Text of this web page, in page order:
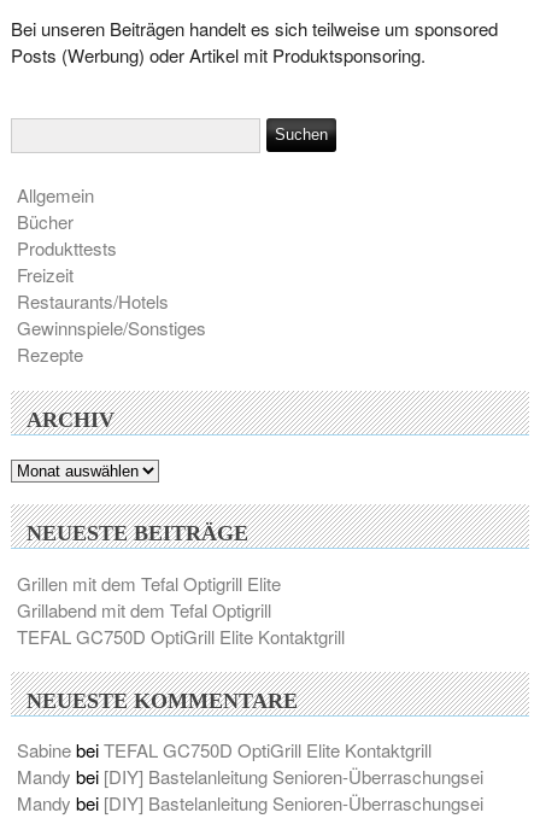
Bei unseren Beiträgen handelt es sich teilweise um sponsored
Posts (Werbung) oder Artikel mit Produktsponsoring.
Allgemein
Bücher
Produkttests
Freizeit
Restaurants/Hotels
Gewinnspiele/Sonstiges
Rezepte
ARCHIV
Archiv
NEUESTE BEITRÄGE
Grillen mit dem Tefal Optigrill Elite
Grillabend mit dem Tefal Optigrill
TEFAL GC750D OptiGrill Elite Kontaktgrill
NEUESTE KOMMENTARE
SabinebeiTEFAL GC750D OptiGrill Elite Kontaktgrill
Mandy bei [DIY] Bastelanleitung Senioren-Überraschungsei
Mandy bei [DIY] Bastelanleitung Senioren-Überraschungsei